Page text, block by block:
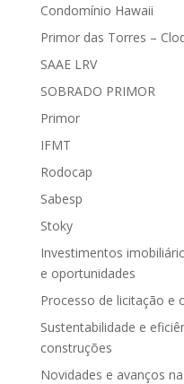
Condomínio Hawaii
Primor das Torres –
SAAE LRV
SOBRADO PRIMOR
Primor
IFMT
Rodocap
Sabesp
Stoky
Investimentos
e oportunidades
Processo de licitação e
Sustentabilidade e
construções
Novidades e avanços